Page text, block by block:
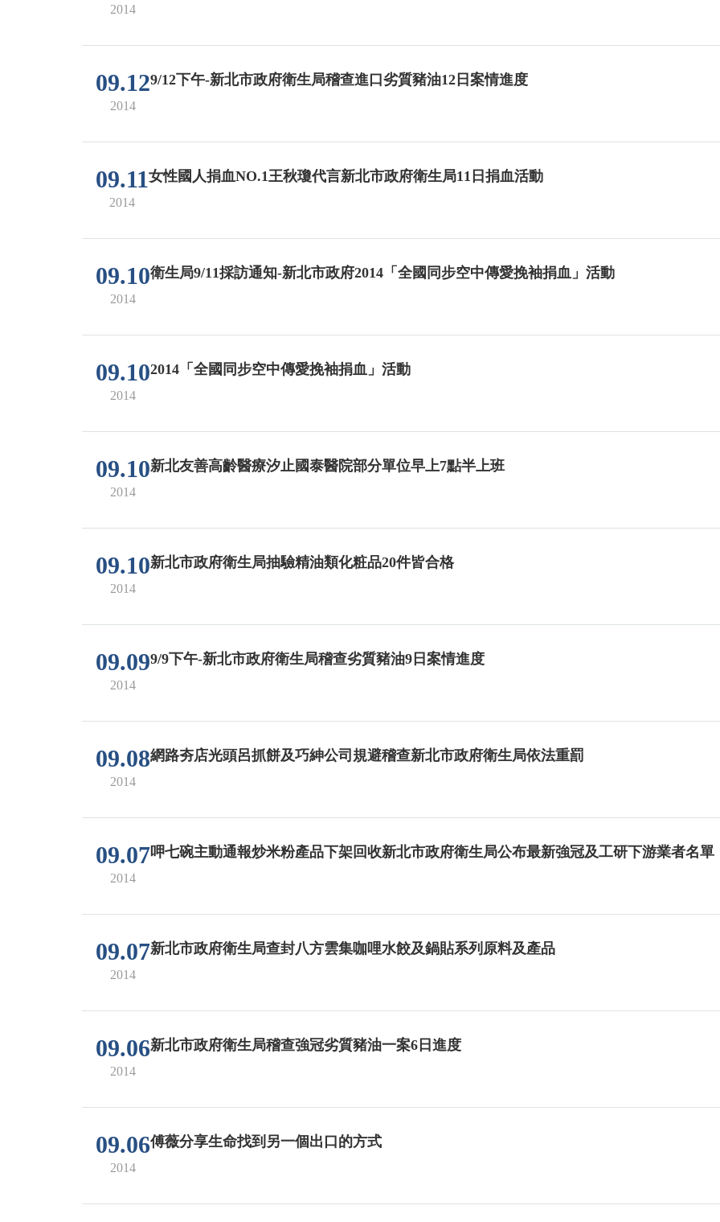
2014
09.12
2014
9/12下午-新北市政府衛生局稽查進口劣質豬油12日案情進度
09.11
2014
女性國人捐血NO.1王秋瓊代言新北市政府衛生局11日捐血活動
09.10
2014
衛生局9/11採訪通知-新北市政府2014「全國同步空中傳愛挽袖捐血」活動
09.10
2014
2014「全國同步空中傳愛挽袖捐血」活動
09.10
2014
新北友善高齡醫療汐止國泰醫院部分單位早上7點半上班
09.10
2014
新北市政府衛生局抽驗精油類化粧品20件皆合格
09.09
2014
9/9下午-新北市政府衛生局稽查劣質豬油9日案情進度
09.08
2014
網路夯店光頭呂抓餅及巧紳公司規避稽查新北市政府衛生局依法重罰
09.07
2014
呷七碗主動通報炒米粉產品下架回收新北市政府衛生局公布最新強冠及工研下游業者名單
09.07
2014
新北市政府衛生局查封八方雲集咖哩水餃及鍋貼系列原料及產品
09.06
2014
新北市政府衛生局稽查強冠劣質豬油一案6日進度
09.06
2014
傅薇分享生命找到另一個出口的方式